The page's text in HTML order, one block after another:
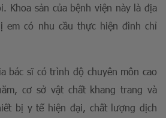
Khoa sản của bệnh viện này là địa
em có nhu cầu thực hiện đình chỉ
bác sĩ có trình độ chuyên môn cao
cơ sở vật chất khang trang và
bị y tế hiện đại, chất lượng dịch